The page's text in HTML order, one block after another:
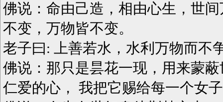
佛说：命由己造，相由心生，世
不变，万物皆不变。
老子曰: 上善若水，水利万物而不
佛说：那只是昙花一现，用来蒙
仁爱的心， 我把它赐给每一个女